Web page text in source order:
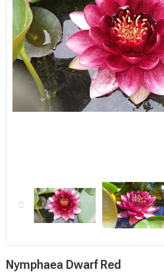
Nymphaea Dwarf Red